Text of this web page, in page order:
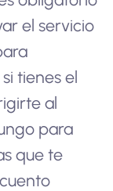
el servicio
tienes el
al
para
que te